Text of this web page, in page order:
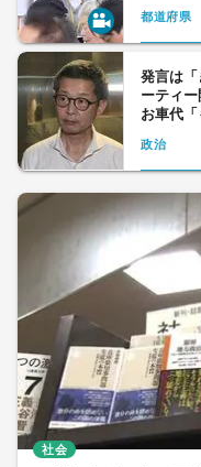
都道府県
発言は
ーティ
お車代
政治
社会